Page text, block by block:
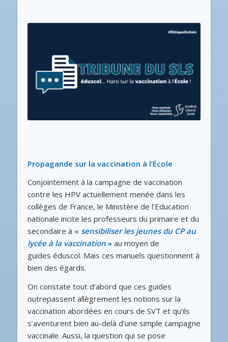
Propagande sur la vaccination à l’École
Conjointement à la campagne de vaccination
contre les HPV actuellement menée dans les
collèges de France, le Ministère de l’Education
nationale incite les professeurs du primaire et du
secondaire à « sensibiliser les jeunes du CP au
lycée à la vaccination » au moyen de
guides éduscol. Mais ces manuels questionnent à
bien des égards.
On constate tout d’abord que ces guides
outrepassent allègrement les notions sur la
vaccination abordées en cours de SVT et qu’ils
s’aventurent bien au-delà d’une simple campagne
vaccinale. Aussi, la question qui se pose